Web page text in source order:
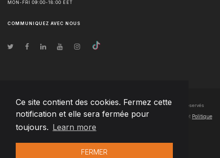
Ce site contient des cookies. Fermez cette
notification et elle sera fermée pour
toujours. Learn more
FERMER
MON-FRI 09:00-18:00 EET
COMMUNIQUEZ AVEC NOUS
© Droits d'auteur2026 Team Extension SA France- Tous les droits sont réservés
Changelog● En utilisant ce site, vous acceptez nos Conditions d'utilisation et Politique
de confidentialité